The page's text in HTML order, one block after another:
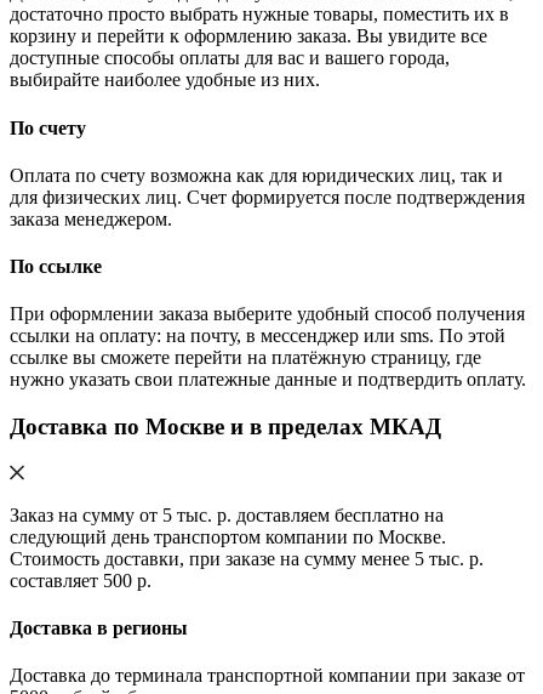
достаточно просто выбрать нужные товары, поместить их в
корзину и перейти к оформлению заказа. Вы увидите все
доступные способы оплаты для вас и вашего города,
выбирайте наиболее удобные из них.
По счету
Оплата по счету возможна как для юридических лиц, так и
для физических лиц. Счет формируется после подтверждения
заказа менеджером.
По ссылке
При оформлении заказа выберите удобный способ получения
ссылки на оплату: на почту, в мессенджер или sms. По этой
ссылке вы сможете перейти на платёжную страницу, где
нужно указать свои платежные данные и подтвердить оплату.
Доставка по Москве и в пределах МКАД
Заказ на сумму от 5 тыс. р. доставляем бесплатно на
следующий день транспортом компании по Москве.
Стоимость доставки, при заказе на сумму менее 5 тыс. р.
составляет 500 р.
Доставка в регионы
Доставка до терминала транспортной компании при заказе от